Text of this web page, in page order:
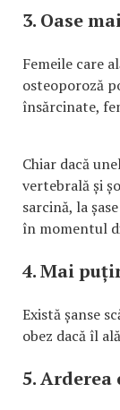
3. Oase
Femeile care
osteoporoză
însărcinate,
Chiar dacă
vertebrală și
sarcină, la
în momentul
4. Mai
Există șanse
obez dacă îl
5.